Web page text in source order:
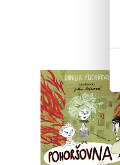
Pohoršovna
Daniela Fischerová